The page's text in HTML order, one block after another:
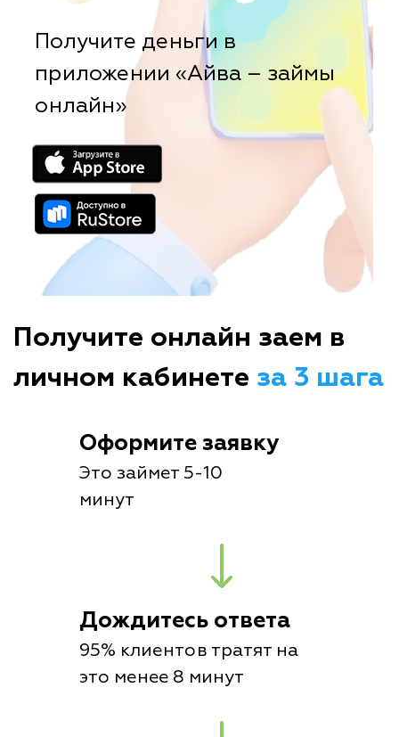
Получите деньги в
приложении «Айва – займы
онлайн»
Получите онлайн заем в
личном кабинете за 3 шага
Оформите заявку
Это займет 5-10
минут
Дождитесь ответа
95% клиентов тратят на
это менее 8 минут